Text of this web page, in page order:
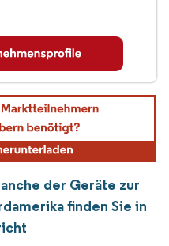
der Geräte zur
finden Sie in